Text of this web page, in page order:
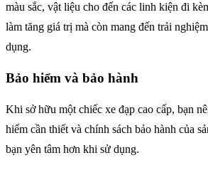
màu sắc, vật liệu cho đến các linh kiện đi
làm tăng giá trị mà còn mang đến trải
dụng.
Bảo hiểm và bảo hành
Khi sở hữu một chiếc xe đạp cao cấp, bạn
hiểm cần thiết và chính sách bảo hành của
bạn yên tâm hơn khi sử dụng.